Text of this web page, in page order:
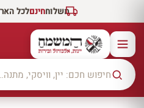
משלוחחינםלכל